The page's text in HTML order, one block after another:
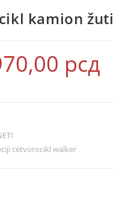
kamion žuti
рсд
cetvorocikl walker